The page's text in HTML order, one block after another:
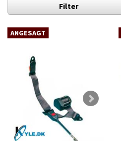
Filter
ANGESAGT